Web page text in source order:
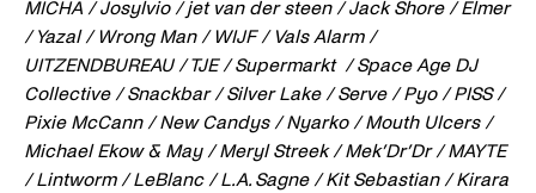
MICHA / Josylvio / jet van der steen / Jack Shore / Elmer
/ Yazal / Wrong Man / WIJF / Vals Alarm /
UITZENDBUREAU / TJE / Supermarkt / Space Age DJ
Collective / Snackbar / Silver Lake / Serve / Pyo / PISS /
Pixie McCann / New Candys / Nyarko / Mouth Ulcers /
Michael Ekow & May / Meryl Streek / Mek’Dr’Dr / MAYTE
/ Lintworm / LeBlanc / L.A. Sagne / Kit Sebastian / Kirara